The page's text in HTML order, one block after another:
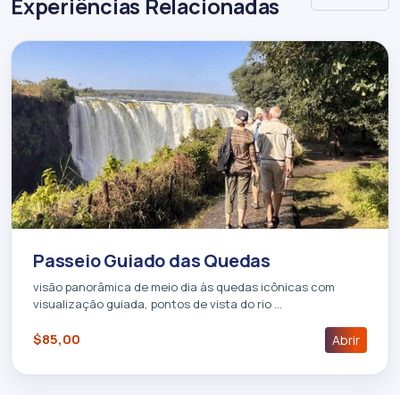
Experiências Relacionadas
Passeio Guiado das Quedas
visão panorâmica de meio dia às quedas icônicas com
visualização guiada, pontos de vista do rio …
$85,00 Abrir